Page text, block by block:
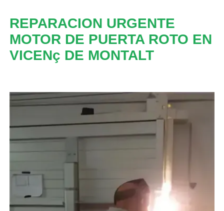
REPARACION URGENTE
MOTOR DE PUERTA ROTO EN
VICENç DE MONTALT